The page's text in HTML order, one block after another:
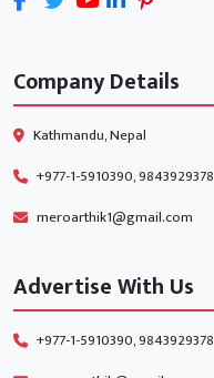
Company Details
Kathmandu, Nepal
+977-1-5910390, 9843929378
meroarthik1@gmail.com
Advertise With Us
+977-1-5910390, 9843929378